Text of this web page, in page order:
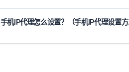
手机IP代理怎么设置？（手机IP代理设置方法）